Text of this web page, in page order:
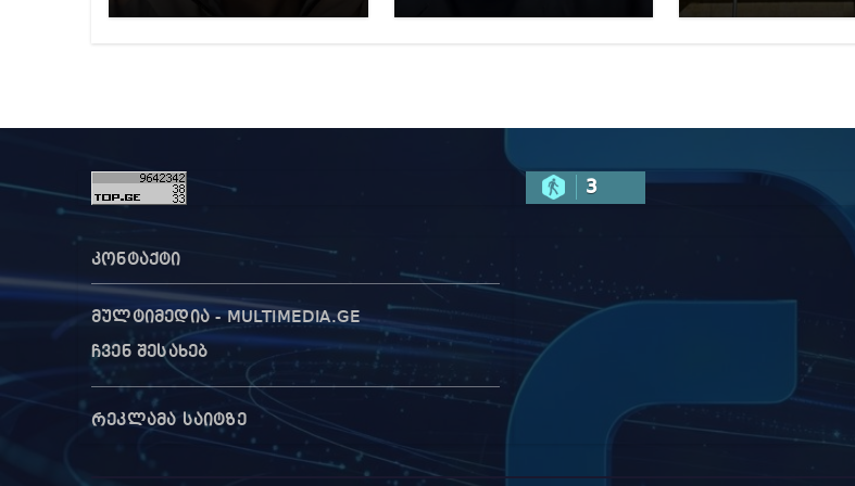
3
კონტაქტი
მულტიმედია - MULTIMEDIA.GE
ჩვენ შესახებ
რეკლამა საიტზე